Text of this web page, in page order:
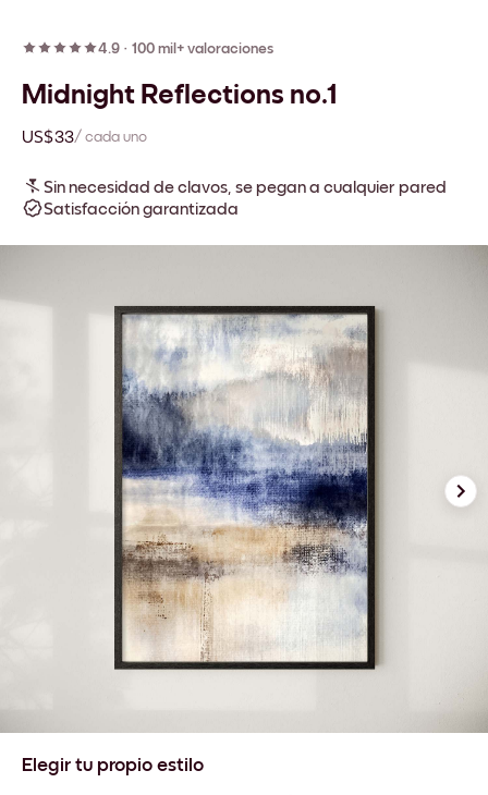
4.9 · 100 mil+ valoraciones
Midnight Reflections no.1
US$33/ cada uno
Sin necesidad de clavos, se pegan a cualquier pared
Satisfacción garantizada
Elegir tu propio estilo